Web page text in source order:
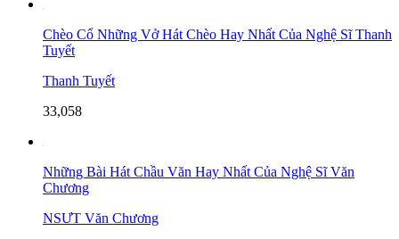
Chèo Cổ Những Vở Hát Chèo Hay Nhất Của Nghệ Sĩ Thanh
Tuyết
Thanh Tuyết
33,058
Những Bài Hát Chầu Văn Hay Nhất Của Nghệ Sĩ Văn
Chương
NSƯT Văn Chương